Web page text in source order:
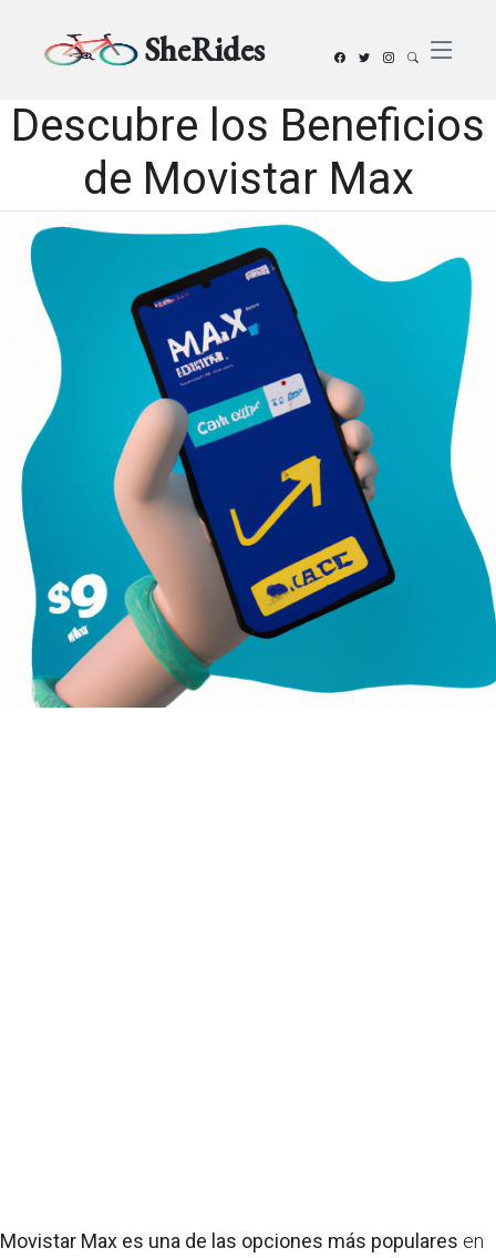
SheRides
Descubre los Beneficios
de Movistar Max
Movistar Max es una de las opciones más populares en